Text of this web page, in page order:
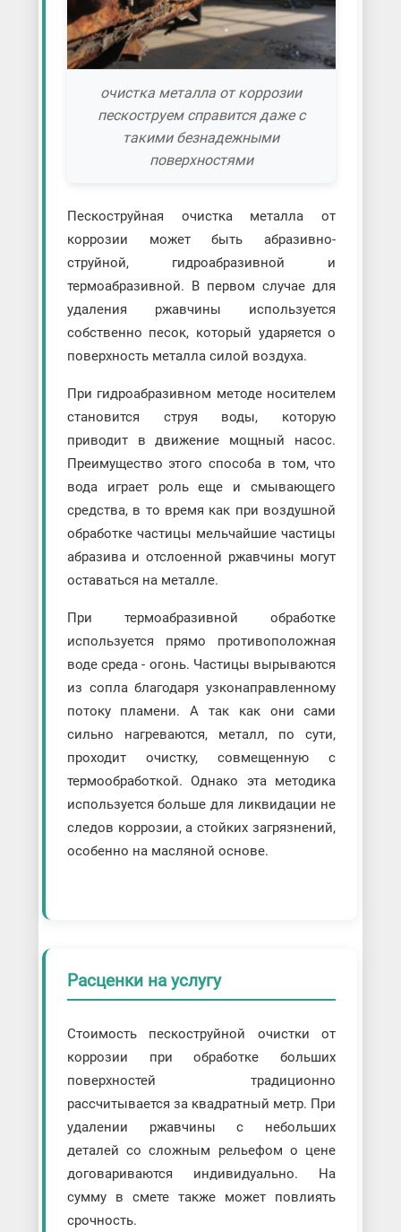
очистка металла от коррозии
пескоструем справится даже с
такими безнадежными
поверхностями
Пескоструйная очистка металла от
коррозии может быть абразивно-
струйной, гидроабразивной и
термоабразивной. В первом случае для
удаления ржавчины используется
собственно песок, который ударяется о
поверхность металла силой воздуха.
При гидроабразивном методе носителем
становится струя воды, которую
приводит в движение мощный насос.
Преимущество этого способа в том, что
вода играет роль еще и смывающего
средства, в то время как при воздушной
обработке частицы мельчайшие частицы
абразива и отслоенной ржавчины могут
оставаться на металле.
При термоабразивной обработке
используется прямо противоположная
воде среда - огонь. Частицы вырываются
из сопла благодаря узконаправленному
потоку пламени. А так как они сами
сильно нагреваются, металл, по сути,
проходит очистку, совмещенную с
термообработкой. Однако эта методика
используется больше для ликвидации не
следов коррозии, а стойких загрязнений,
особенно на масляной основе.
Расценки на услугу
Стоимость пескоструйной очистки от
коррозии при обработке больших
поверхностей традиционно
рассчитывается за квадратный метр. При
удалении ржавчины с небольших
деталей со сложным рельефом о цене
договариваются индивидуально. На
сумму в смете также может повлиять
срочность.